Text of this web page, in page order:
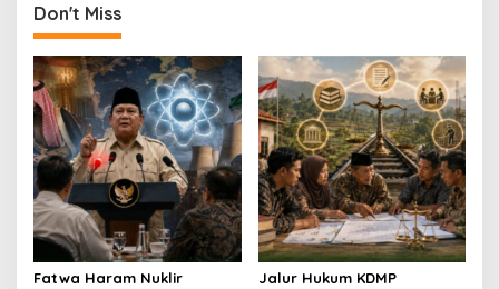
a
v
i
g
a
t
i
o
n
Don't Miss
Fatwa Haram Nuklir Jalur Hukum KDMP